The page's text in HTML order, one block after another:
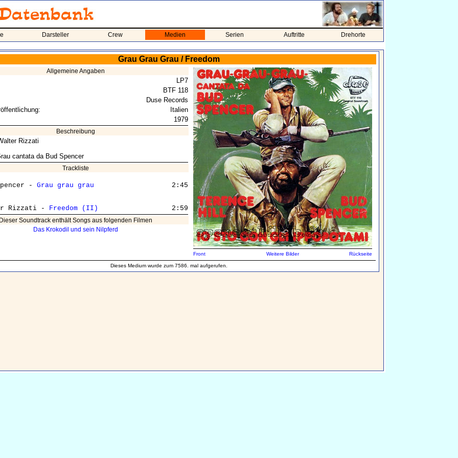
Darsteller Crew Medien Serien Auftritte Drehorte
Grau Grau Grau / Freedom
Allgemeine Angaben
LP7
BTF 118
Duse Records
Italien
1979
Beschreibung
Rizzati
cantata da Bud Spencer
Trackliste
- Grau grau grau
                   2:45
Rizzati - Freedom (II)
Soundtrack enthält Songs aus folgenden Filmen
Das Krokodil und sein Nilpferd
Front Weitere Bilder Rückseite
Dieses Medium wurde zum 7586. mal aufgerufen.